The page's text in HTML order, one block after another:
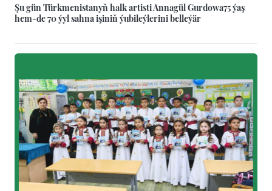
Şu gün Türkmenistanyň halk artisti Annagül Gurdowa75 ýaş
hem-de 70 ýyl sahna işiniň ýubileýlerini belleýär